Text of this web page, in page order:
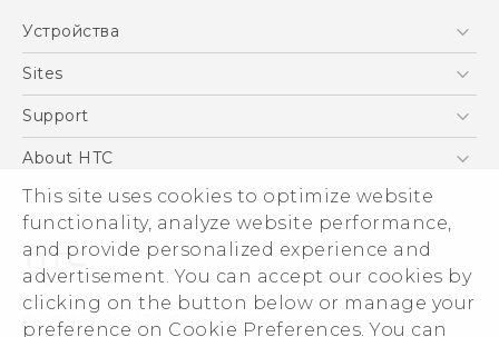
This site uses cookies to optimize website
functionality, analyze website performance,
and provide personalized experience and
advertisement. You can accept our cookies by
clicking on the button below or manage your
preference on Cookie Preferences. You can
Русский - Руководство пользователя
соответствию стандартам
Қазақ - жұмысты бастау нұсқаулығы
ақпараты
English - Quick start guide
English - User manual
English - Safety and regulatory guide
Устройства
5G
EXODUS
VIVE
Sites
HTC Dev
Support
ПОДДЕРЖКА
About HTC
ESG
Инвестирование
Политика конфиденциальности
Безопасность продуктов
© 2011-2026 HTC Corporation